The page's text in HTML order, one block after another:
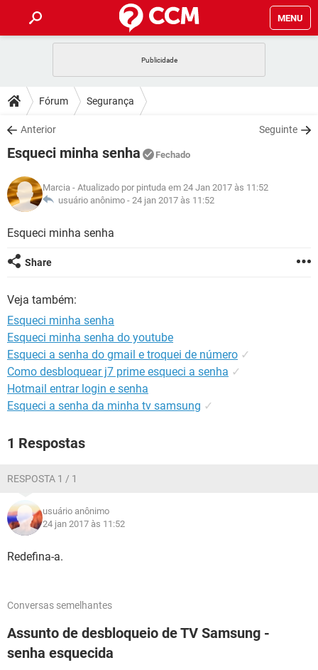
MENU
CELULAR
OUTLOOK
INSTAGRAM GMAIL
GUIA DE COMPRAS
DICAS
JOGOS
INSTAGRAM GMAIL
GUIA DE COMPRAS
DOWNLOADS
JOGOS WHATSAPP
CELULAR
OUTLOOK EXCEL
INSTAGRAM
FÓRUM
JOGOS WHATSAPP
CELULAR
OUTLOOK
INSTAGRAM
GLOSSÁRIO
INSTAGRAM
GUIA DE COMPRAS
Fórum Segurança
Anterior Seguinte
Esqueci minha senha Fechado
Marcia - Atualizado por pintuda em 24 Jan 2017 às 11:52
usuário anônimo - 24 jan 2017 às 11:52
Esqueci minha senha
Share
Veja também:
Esqueci minha senha
Esqueci minha senha do youtube
Esqueci a senha do gmail e troquei de número ✓
Como desbloquear j7 prime esqueci a senha ✓
Hotmail entrar login e senha
Esqueci a senha da minha tv samsung ✓
1 Respostas
RESPOSTA 1 / 1
usuário anônimo
24 jan 2017 às 11:52
Redefina-a.
Conversas semelhantes
Assunto de desbloqueio de TV Samsung -
senha esquecida